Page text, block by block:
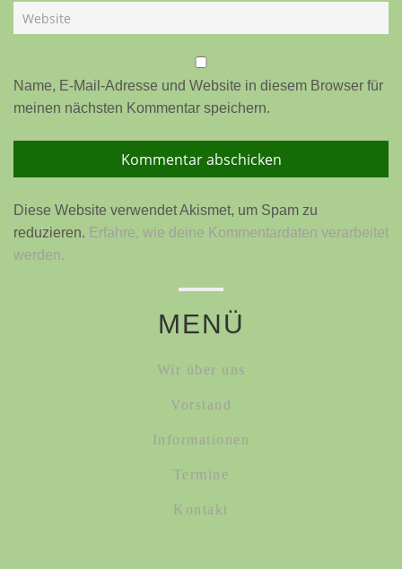
Name, E-Mail-Adresse und Website in diesem Browser für
meinen nächsten Kommentar speichern.
Diese Website verwendet Akismet, um Spam zu
reduzieren. Erfahre, wie deine Kommentardaten verarbeitet
werden.
MENÜ
Wir über uns
Vorstand
Informationen
Termine
Kontakt